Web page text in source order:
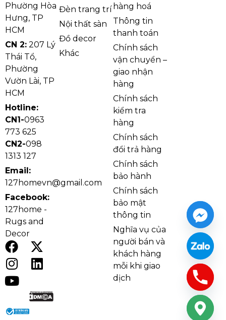
Chi tiết mẫu Đèn Tường VDN506
Về chất liệu, qua hình ảnh sản phẩm mang đặc trưng
của dòng đèn tường nội thất với chao vải kết hợp
thân kim loại hoàn thiện sáng bóng. Chao vải rất phù
hợp vì giúp ánh sáng từ bóng chính trở nên dịu hơn,
không gây chói mắt khi dùng vào buổi tối. Trong khi
đó, phần khung kim loại giúp đèn giữ phom đẹp, bền
hơn trong quá trình sử dụng và tạo cảm giác hiện đại
cho tổng thể sản phẩm.
Đèn Tường VDN506 với phần thân mạ crom cùng
Phường Hòa
Hưng, TP
HCM
CN 2: 207 Lý
Thái Tổ,
Phường
Vườn Lài, TP
HCM
Hotline:
CN1-0963
773 625
CN2-098
1313 127
Email:
127homevn@gmail.com
Facebook:
127home -
Rugs and
Decor
Đèn trang trí
Nội thất sàn
Đồ decor
Khác
hàng hoá
Thông tin
thanh toán
Chính sách
vận chuyển –
giao nhận
hàng
Chính sách
kiểm tra
hàng
Chính sách
đổi trả hàng
Chính sách
bảo hành
Chính sách
bảo mật
thông tin
Nghĩa vụ của
người bán và
khách hàng
mỗi khi giao
dịch